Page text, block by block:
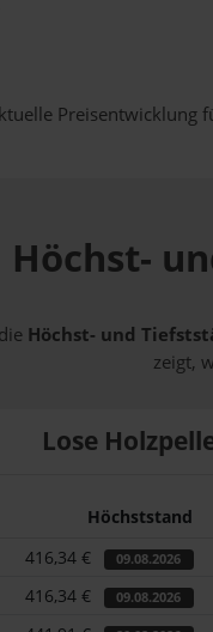
Preisentwicklung
Höchst-
Höchst- und
zeigt,
Lose
Höchststand
416,34 € 09.08.2026
416,34 € 09.08.2026